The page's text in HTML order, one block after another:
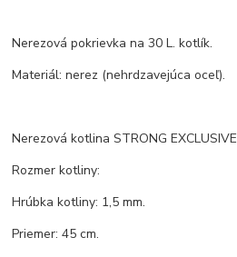
Nerezová pokrievka na 30 L. kotlík.
Materiál: nerez (nehrdzavejúca oceľ).
Nerezová kotlina STRONG EXCLUSIVE
Rozmer kotliny:
Hrúbka kotliny: 1,5 mm.
Priemer: 45 cm.